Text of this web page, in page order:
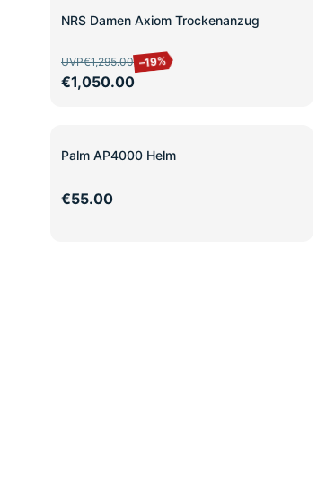
SALE
NRS Damen Axiom Trockenanzug
UVP€1,295.00 –19%
€1,050.00
Palm AP4000 Helm
€55.00